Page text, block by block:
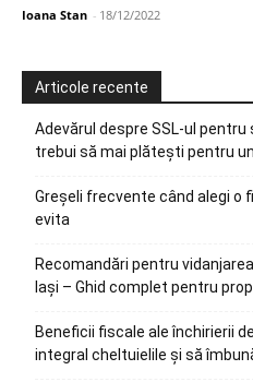
Ioana Stan - 18/12/2022
Articole recente
Adevărul despre SSL-ul pentru
trebui să mai plătești pentru
Greșeli frecvente când alegi o
evita
Recomandări pentru
Iași – Ghid complet pentru
Beneficii fiscale ale închirierii
integral cheltuielile și să